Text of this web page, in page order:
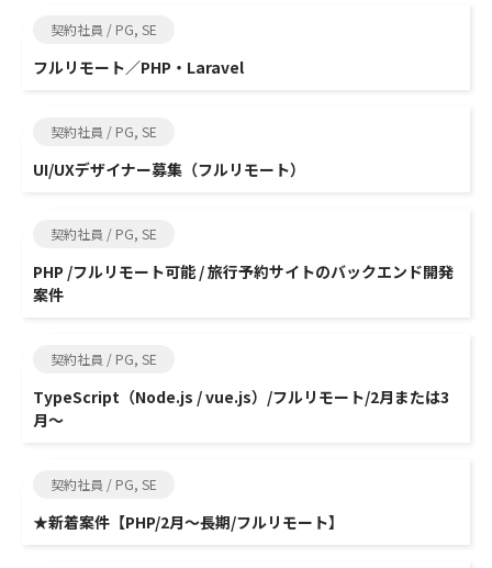
契約社員 / PG, SE
フルリモート／PHP・Laravel
契約社員 / PG, SE
UI/UXデザイナー募集（フルリモート）
契約社員 / PG, SE
PHP /フルリモート可能 / 旅行予約サイトのバックエンド開発
案件
契約社員 / PG, SE
TypeScript（Node.js / vue.js）/フルリモート/2月または3
月～
契約社員 / PG, SE
★新着案件【PHP/2月～長期/フルリモート】